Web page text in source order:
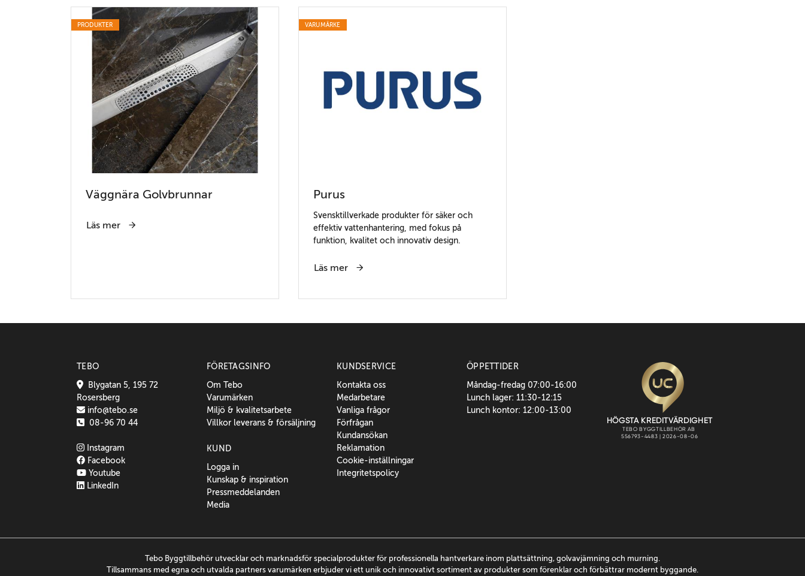
PRODUKTER
Väggnära Golvbrunnar
Läs mer
VARUMÄRKE
Purus
Svensktillverkade produkter för säker och
effektiv vattenhantering, med fokus på
funktion, kvalitet och innovativ design.
Läs mer
TEBO
Blygatan 5, 195 72
Rosersberg
info@tebo.se
08-96 70 44
Instagram
Facebook
Youtube
LinkedIn
FÖRETAGSINFO
Om Tebo
Varumärken
Miljö & kvalitetsarbete
Villkor leverans & försäljning
KUND
Logga in
Kunskap & inspiration
Pressmeddelanden
Media
KUNDSERVICE
Kontakta oss
Medarbetare
Vanliga frågor
Förfrågan
Kundansökan
Reklamation
Cookie-inställningar
Integritetspolicy
ÖPPETTIDER
Måndag-fredag 07:00-16:00
Lunch lager: 11:30-12:15
Lunch kontor: 12:00-13:00
Tebo Byggtillbehör utvecklar och marknadsför specialprodukter för professionella hantverkare inom plattsättning, golvavjämning och murning.
Tillsammans med egna och utvalda partners varumärken erbjuder vi ett unik och innovativt sortiment av produkter som förenklar och förbättrar modernt byggande.